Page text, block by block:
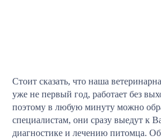
Стоит сказать, что наша
уже не первый год, работает без
поэтому в любую минуту можно
специалистам, они сразу выедут к
диагностике и лечению питомца.